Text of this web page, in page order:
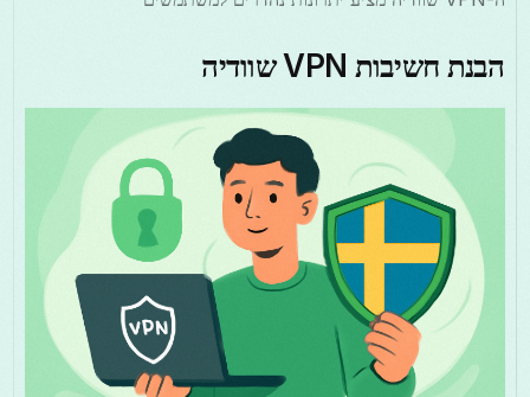
הבנת חשיבות VPN שוודיה